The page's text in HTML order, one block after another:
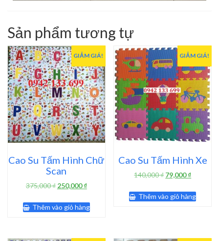
Sản phẩm tương tự
GIẢM GIÁ!
Cao Su Tấm Hình Chữ
Scan
375,000₫ Giá
là:
375,000 ₫.
250,000₫Giá
tại
là:
Thêm vào giỏ hàng
GIẢM GIÁ!
Cao Su Tấm Hình Xe
140,000₫ Giá
là:
140,000 ₫.
79,000₫Giá
tại
là:
Thêm vào giỏ hàng